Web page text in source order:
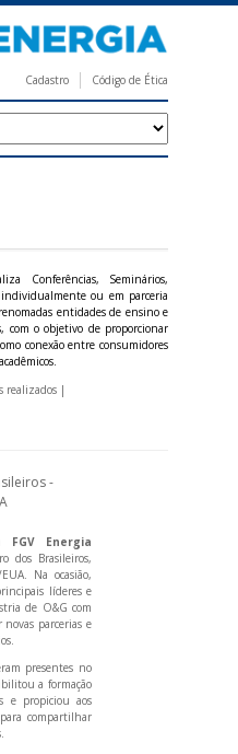
Cadastro Código de Ética
Conferências, Seminários,
individualmente ou em parceria
entidades de ensino e
com o objetivo de proporcionar
conexão entre consumidores
realizados |
-
FGV Energia
dos Brasileiros,
Na ocasião,
líderes e
de O&G com
parcerias e
presentes no
a formação
e propiciou aos
compartilhar